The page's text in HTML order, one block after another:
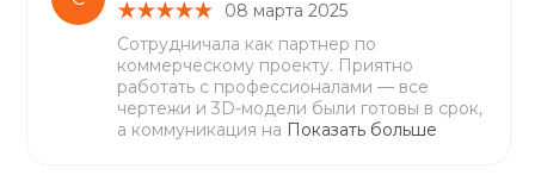
08 марта 2025
Сотрудничала как партнер по
коммерческому проекту. Приятно
работать с профессионалами — все
чертежи и 3D-модели были готовы в срок,
а коммуникация на Показать больше